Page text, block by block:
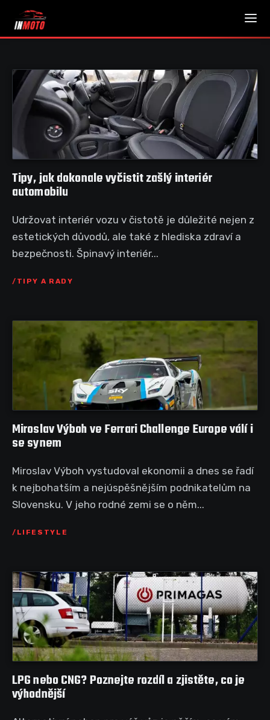
Tipy, jak dokonale vyčistit zašlý interiér
automobilu
Udržovat interiér vozu v čistotě je důležité nejen z
estetických důvodů, ale také z hlediska zdraví a
bezpečnosti. Špinavý interiér...
TIPY A RADY
Miroslav Výboh ve Ferrari Challenge Europe válí i
se synem
Miroslav Výboh vystudoval ekonomii a dnes se řadí
k nejbohatším a nejúspěšnějším podnikatelům na
Slovensku. V jeho rodné zemi se o něm...
LIFESTYLE
LPG nebo CNG? Poznejte rozdíl a zjistěte, co je
výhodnější